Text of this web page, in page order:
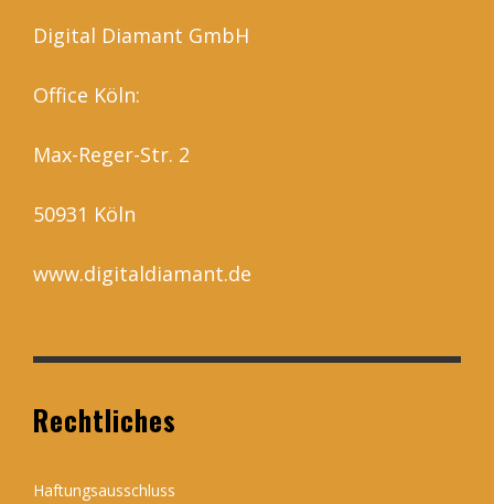
Digital Diamant GmbH
Office Köln:
Max-Reger-Str. 2
50931 Köln
www.digitaldiamant.de
Rechtliches
Haftungsausschluss